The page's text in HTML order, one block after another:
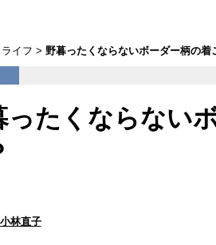
ライフ 野暮ったくならないボーダー柄の着
ったくならない
小林直子